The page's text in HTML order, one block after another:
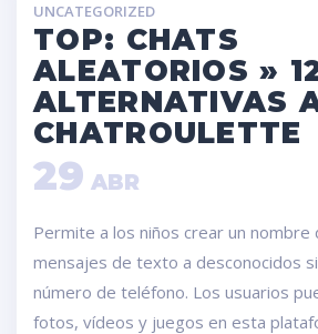
UNCATEGORIZED
TOP: CHATS
ALEATORIOS »
ALTERNATIVAS
CHATROULETTE
29 ABR
Permite a los niños crear un nombre
mensajes de texto a desconocidos
número de teléfono. Los usuarios
fotos, vídeos y juegos en esta